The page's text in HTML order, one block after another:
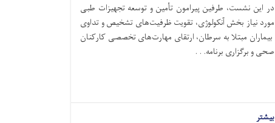
در این نشست، طرفین پیرامون تأمین و توسعه تجهیزات طبی
مورد نیاز بخش آنکولوژی، تقویت ظرفیت‌های تشخیص و تداوی
بیماران مبتلا به سرطان، ارتقای مهارت‌های تخصصی کارکنان
صحی و برگزاری برنامه. . .
بیشتر